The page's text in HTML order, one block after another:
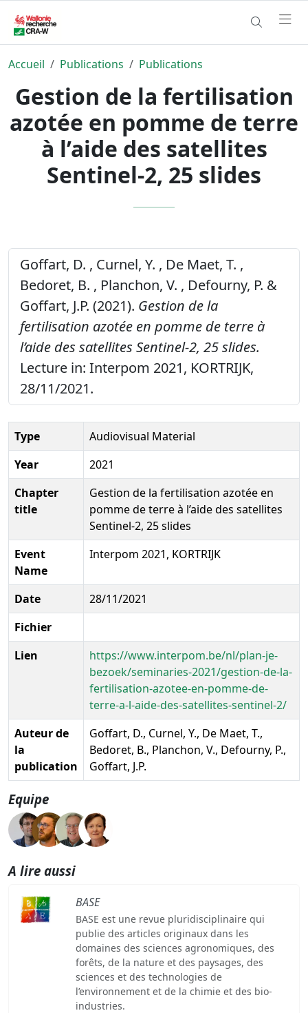
Accueil Publications Publications
Gestion de la fertilisation
azotée en pomme de terre
à l’aide des satellites
Sentinel-2, 25 slides
Goffart, D. , Curnel, Y. , De Maet, T. ,
Bedoret, B. , Planchon, V. , Defourny, P. &
Goffart, J.P. (2021). Gestion de la
fertilisation azotée en pomme de terre à
l’aide des satellites Sentinel-2, 25 slides.
Lecture in: Interpom 2021, KORTRIJK,
28/11/2021.
Type
Audiovisual Material
Year
2021
Chapter
title
Gestion de la fertilisation azotée en
pomme de terre à l’aide des satellites
Sentinel-2, 25 slides
Event
Name
Interpom 2021, KORTRIJK
Date
28/11/2021
Fichier
Lien
https://www.interpom.be/nl/plan-je-
bezoek/seminaries-2021/gestion-de-la-
fertilisation-azotee-en-pomme-de-
terre-a-l-aide-des-satellites-sentinel-2/
Auteur de
la
publication
Goffart, D., Curnel, Y., De Maet, T.,
Bedoret, B., Planchon, V., Defourny, P.,
Goffart, J.P.
Equipe
A lire aussi
BASE
BASE est une revue pluridisciplinaire qui
publie des articles originaux dans les
domaines des sciences agronomiques, des
forêts, de la nature et des paysages, des
sciences et des technologies de
l’environnement et de la chimie et des bio-
industries.